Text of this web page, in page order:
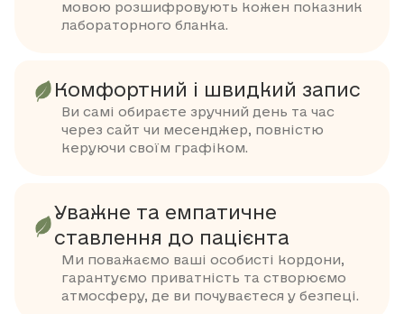
мовою розшифровують кожен показник
лабораторного бланка.
Комфортний і швидкий запис
Ви самі обираєте зручний день та час
через сайт чи месенджер, повністю
керуючи своїм графіком.
Уважне та емпатичне
ставлення до пацієнта
Ми поважаємо ваші особисті кордони,
гарантуємо приватність та створюємо
атмосферу, де ви почуваєтеся у безпеці.